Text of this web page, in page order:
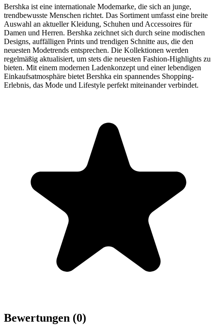
Bershka ist eine internationale Modemarke, die sich an junge,
trendbewusste Menschen richtet. Das Sortiment umfasst eine breite
Auswahl an aktueller Kleidung, Schuhen und Accessoires für
Damen und Herren. Bershka zeichnet sich durch seine modischen
Designs, auffälligen Prints und trendigen Schnitte aus, die den
neuesten Modetrends entsprechen. Die Kollektionen werden
regelmäßig aktualisiert, um stets die neuesten Fashion-Highlights zu
bieten. Mit einem modernen Ladenkonzept und einer lebendigen
Einkaufsatmosphäre bietet Bershka ein spannendes Shopping-
Erlebnis, das Mode und Lifestyle perfekt miteinander verbindet.
Bewertungen (0)